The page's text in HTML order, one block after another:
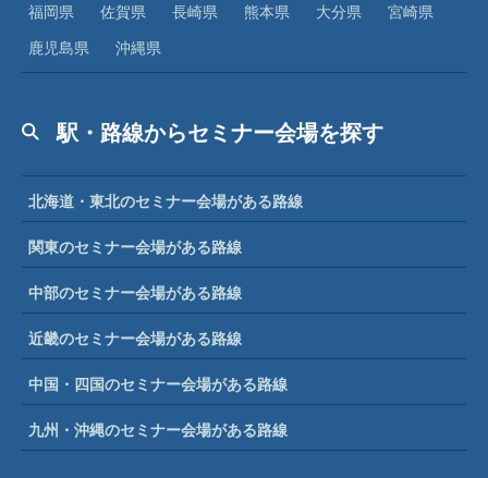
福岡県
佐賀県 長崎県 熊本県 大分県
宮崎県
鹿児島県
沖縄県
駅・路線からセミナー会場を探す
北海道・東北のセミナー会場がある路線
関東のセミナー会場がある路線
中部のセミナー会場がある路線
近畿のセミナー会場がある路線
中国・四国のセミナー会場がある路線
九州・沖縄のセミナー会場がある路線